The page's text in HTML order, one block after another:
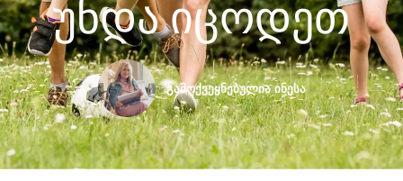
Უნდა Იცოდეთ
გამოქვეყნებულიაინესა